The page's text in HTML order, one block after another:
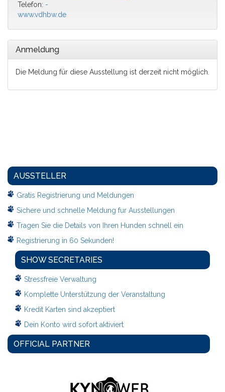
www.vdhbw.de
Anmeldung
Die Meldung für diese Ausstellung ist derzeit nicht möglich.
AUSSTELLER
Gratis Registrierung und Meldungen
Sichere und schnelle Meldung fur Ausstellungen
Tragen Sie die Details von Ihren Hunden schnell ein
Registrierung in 60 Sekunden!
SHOW SECRETARIES
Stressfreie Verwaltung
Komplette Unterstützung der Veranstaltung
Kredit Karten sind akzeptiert
Dein Konto wird sofort aktiviert
OFFICIAL PARTNER